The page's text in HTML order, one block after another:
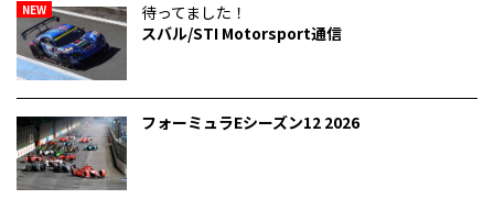
NEW
待ってました！
スバル/STI Motorsport通信
フォーミュラEシーズン12 2026